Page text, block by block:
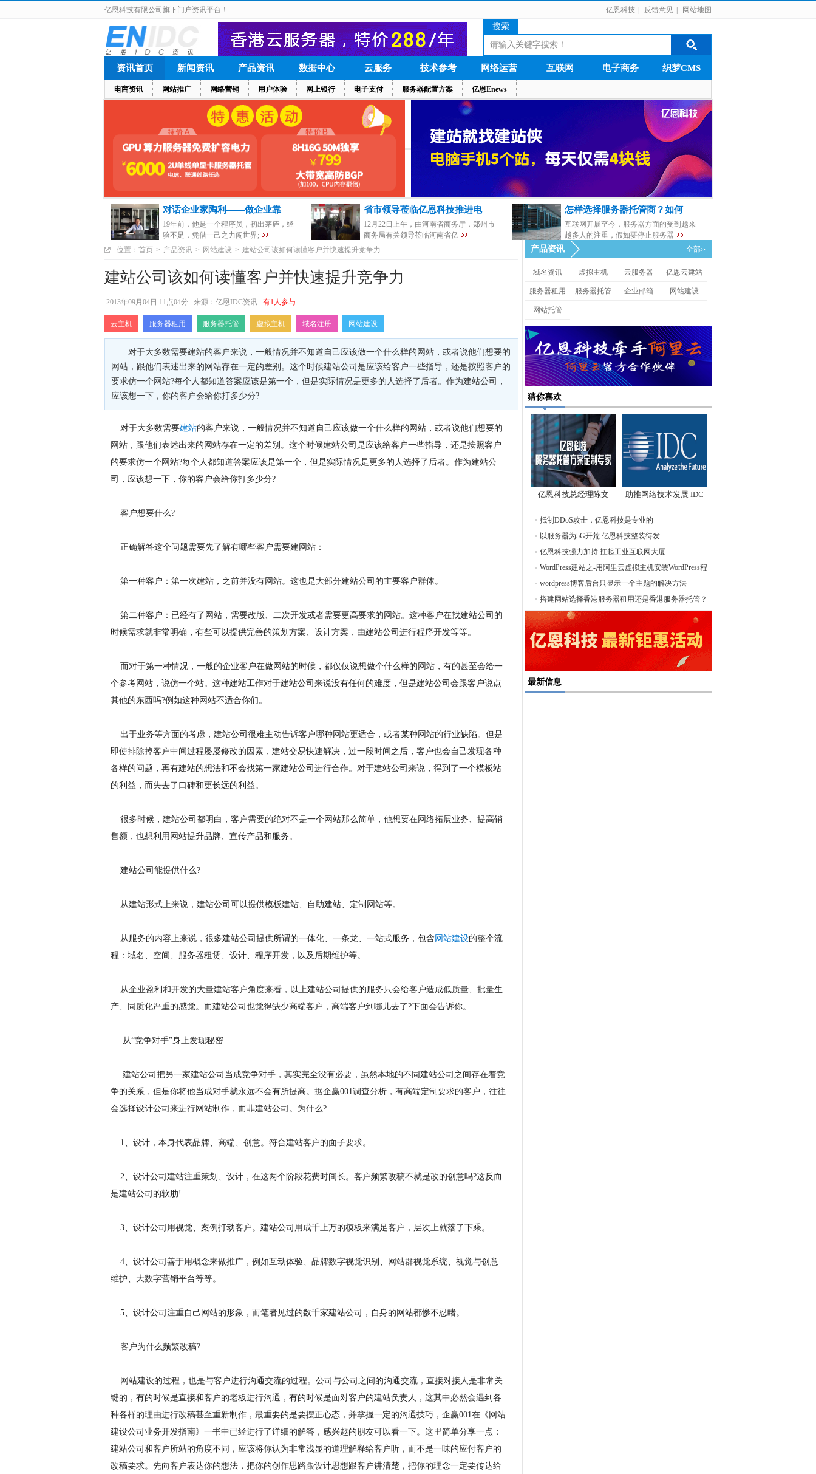
亿恩科技 反馈意见 网站地图
亿恩科技有限公司旗下门户资讯平台！
搜索
资讯首页
电商资讯 网站推广 网络营销 用户体验 网上银行 电子支付 服务器配置方案 亿恩Enews
新闻资讯 产品资讯 数据中心 云服务 技术参考 网络运营 互联网 电子商务 织梦CMS
对话企业家陶利——做企业靠
19年前，他是一个程序员，初出茅庐，经
验不足，凭借一己之力闯世界;
省市领导莅临亿恩科技推进电
12月22日上午，由河南省商务厅，郑州市
商务局有关领导莅临河南省亿
怎样选择服务器托管商？如何
互联网开展至今，服务器方面的受到越来
越多人的注重，假如要停止服务器
位置： 首页 > 产品资讯 > 网站建设 > 建站公司该如何读懂客户并快速提升竞争力
建站公司该如何读懂客户并快速提升竞争力
2013年09月04日 11点04分 来源：亿恩IDC资讯 有1人参与
云主机 服务器租用 服务器托管 虚拟主机 域名注册 网站建设
对于大多数需要建站的客户来说，一般情况并不知道自己应该做一个什么样的网站，或者说他们想要的
网站，跟他们表述出来的网站存在一定的差别。这个时候建站公司是应该给客户一些指导，还是按照客户的
要求仿一个网站?每个人都知道答案应该是第一个，但是实际情况是更多的人选择了后者。作为建站公司，
应该想一下，你的客户会给你打多少分?
对于大多数需要建站的客户来说，一般情况并不知道自己应该做一个什么样的网站，或者说他们想要的
网站，跟他们表述出来的网站存在一定的差别。这个时候建站公司是应该给客户一些指导，还是按照客户
的要求仿一个网站?每个人都知道答案应该是第一个，但是实际情况是更多的人选择了后者。作为建站公
司，应该想一下，你的客户会给你打多少分?
客户想要什么?
正确解答这个问题需要先了解有哪些客户需要建网站：
第一种客户：第一次建站，之前并没有网站。这也是大部分建站公司的主要客户群体。
第二种客户：已经有了网站，需要改版、二次开发或者需要更高要求的网站。这种客户在找建站公司的
时候需求就非常明确，有些可以提供完善的策划方案、设计方案，由建站公司进行程序开发等等。
而对于第一种情况，一般的企业客户在做网站的时候，都仅仅说想做个什么样的网站，有的甚至会给一
个参考网站，说仿一个站。这种建站工作对于建站公司来说没有任何的难度，但是建站公司会跟客户说点
其他的东西吗?例如这种网站不适合你们。
出于业务等方面的考虑，建站公司很难主动告诉客户哪种网站更适合，或者某种网站的行业缺陷。但是
即使排除掉客户中间过程屡屡修改的因素，建站交易快速解决，过一段时间之后，客户也会自己发现各种
各样的问题，再有建站的想法和不会找第一家建站公司进行合作。对于建站公司来说，得到了一个模板站
的利益，而失去了口碑和更长远的利益。
很多时候，建站公司都明白，客户需要的绝对不是一个网站那么简单，他想要在网络拓展业务、提高销
售额，也想利用网站提升品牌、宣传产品和服务。
建站公司能提供什么?
从建站形式上来说，建站公司可以提供模板建站、自助建站、定制网站等。
从服务的内容上来说，很多建站公司提供所谓的一体化、一条龙、一站式服务，包含 网站建设的整个流
程：域名、空间、服务器租赁、设计、程序开发，以及后期维护等。
从企业盈利和开发的大量建站客户角度来看，以上建站公司提供的服务只会给客户造成低质量、批量生
产、同质化严重的感觉。而建站公司也觉得缺少高端客户，高端客户到哪儿去了?下面会告诉你。
从“竞争对手”身上发现秘密
建站公司把另一家建站公司当成竞争对手，其实完全没有必要，虽然本地的不同建站公司之间存在着竞
争的关系，但是你将他当成对手就永远不会有所提高。据企赢001调查分析，有高端定制要求的客户，往往
会选择设计公司来进行网站制作，而非建站公司。为什么?
1、设计，本身代表品牌、高端、创意。符合建站客户的面子要求。
2、设计公司建站注重策划、设计，在这两个阶段花费时间长。客户频繁改稿不就是改的创意吗?这反而
是建站公司的软肋!
3、设计公司用视觉、案例打动客户。建站公司用成千上万的模板来满足客户，层次上就落了下乘。
4、设计公司善于用概念来做推广，例如互动体验、品牌数字视觉识别、网站群视觉系统、视觉与创意
维护、大数字营销平台等等。
5、设计公司注重自己网站的形象，而笔者见过的数千家建站公司，自身的网站都惨不忍睹。
客户为什么频繁改稿?
网站建设的过程，也是与客户进行沟通交流的过程。公司与公司之间的沟通交流，直接对接人是非常关
键的，有的时候是直接和客户的老板进行沟通，有的时候是面对客户的建站负责人，这其中必然会遇到各
种各样的理由进行改稿甚至重新制作，最重要的是要摆正心态，并掌握一定的沟通技巧，企赢001在《网站
建设公司业务开发指南》一书中已经进行了详细的解答，感兴趣的朋友可以看一下。这里简单分享一点：
建站公司和客户所站的角度不同，应该将你认为非常浅显的道理解释给客户听，而不是一味的应付客户的
改稿要求。先向客户表达你的想法，把你的创作思路跟设计思想跟客户讲清楚，把你的理念一定要传达给
产品资讯 全部››
域名资讯 虚拟主机 云服务器 亿恩云建站
服务器租用 服务器托管 企业邮箱 网站建设
网站托管
猜你喜欢
亿恩科技总经理陈文
先
助推网络技术发展 IDC
抵制DDoS攻击，亿恩科技是专业的
以服务器为5G开荒 亿恩科技整装待发
亿恩科技强力加持 扛起工业互联网大厦
WordPress建站之-用阿里云虚拟主机安装WordPress程
序！
wordpress博客后台只显示一个主题的解决方法
搭建网站选择香港服务器租用还是香港服务器托管？
最新信息